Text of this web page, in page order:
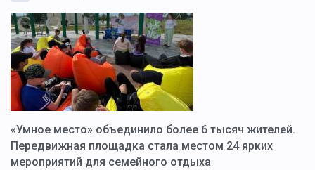
«Умное место» объединило более 6 тысяч жителей.
Передвижная площадка стала местом 24 ярких
мероприятий для семейного отдыха